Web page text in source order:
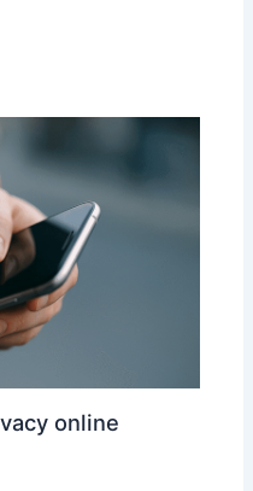
online